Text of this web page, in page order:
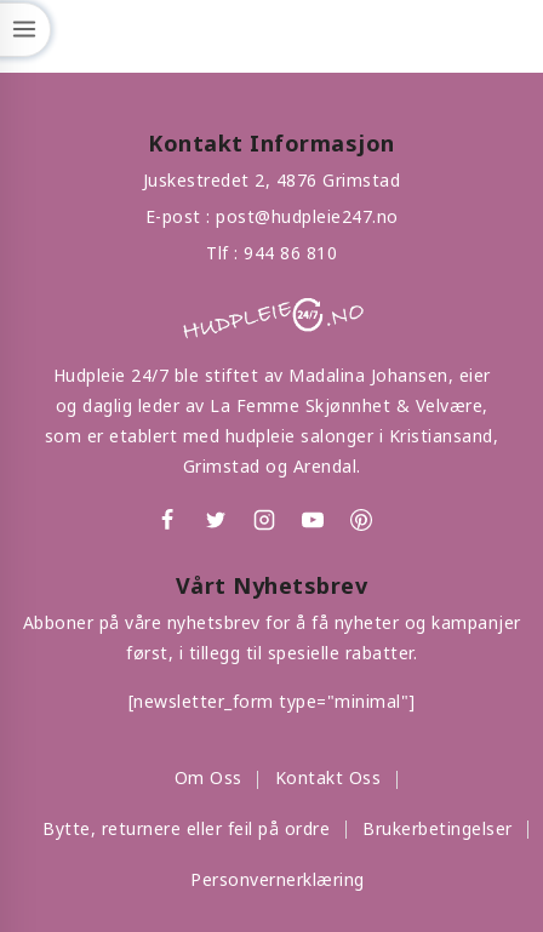
Kontakt Informasjon
Juskestredet 2, 4876 Grimstad
E-post : post@hudpleie247.no
Tlf : 944 86 810
Hudpleie 24/7 ble stiftet av Madalina Johansen, eier
og daglig leder av La Femme Skjønnhet & Velvære,
som er etablert med hudpleie salonger i Kristiansand,
Grimstad og Arendal.
Vårt Nyhetsbrev
Abboner på våre nyhetsbrev for å få nyheter og kampanjer
først, i tillegg til spesielle rabatter.
[newsletter_form type="minimal"]
Om Oss Kontakt Oss
Bytte, returnere eller feil på ordre Brukerbetingelser
Personvernerklæring